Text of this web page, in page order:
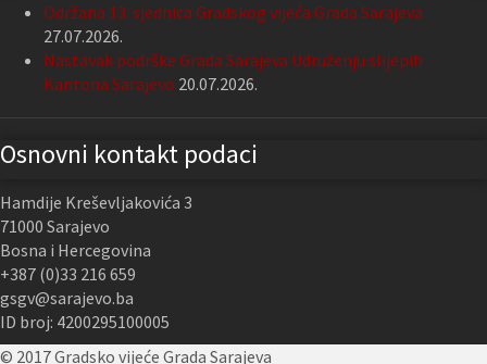
Održana 13. sjednica Gradskog vijeća Grada Sarajeva
27.07.2026.
Nastavak podrške Grada Sarajeva Udruženju slijepih
Kantona Sarajevo 20.07.2026.
Osnovni kontakt podaci
Hamdije Kreševljakovića 3
71000 Sarajevo
Bosna i Hercegovina
+387 (0)33 216 659
gsgv@sarajevo.ba
ID broj: 4200295100005
© 2017 Gradsko vijeće Grada Sarajeva